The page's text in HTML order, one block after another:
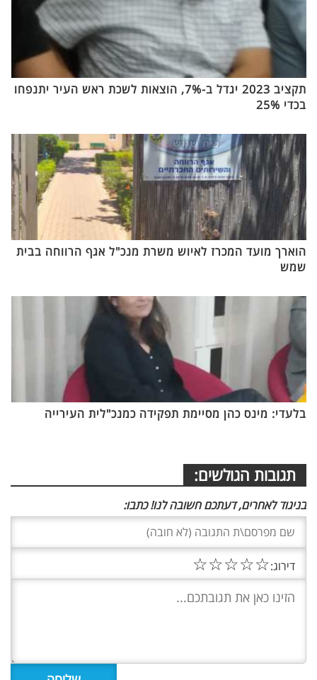
תקציב 2023 יגדל ב-7%, הוצאות לשכת ראש העיר יתנפחו
בכדי 25%
הוארך מועד המכרז לאיוש משרת מנכ"ל אגף הרווחה בבית
שמש
בלעדי: מינס כהן מסיימת תפקידה כמנכ"לית העירייה
תגובות הגולשים:
בניגוד לאחרים, דעתכם חשובה לנו! כתבו:
דירוג:☆
☆
☆
☆
☆